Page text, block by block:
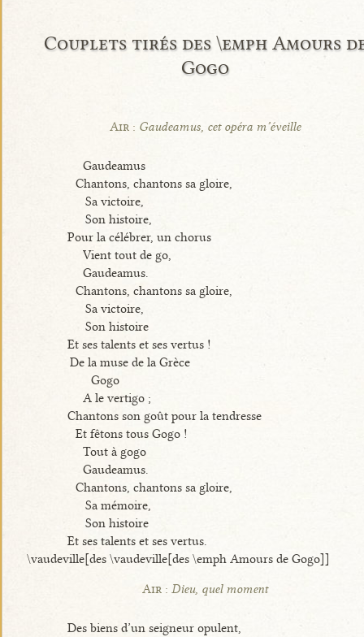
Couplets tirés des \emph Amours
Gogo
Air : Gaudeamus, cet opéra m’éveille
Gaudeamus
Chantons, chantons sa gloire,
Sa victoire,
Son histoire,
Pour la célébrer, un chorus
Vient tout de go,
Gaudeamus.
Chantons, chantons sa gloire,
Sa victoire,
Son histoire
Et ses talents et ses vertus !
De la muse de la Grèce
Gogo
A le vertigo ;
Chantons son goût pour la tendresse
Et fêtons tous Gogo !
Tout à gogo
Gaudeamus.
Chantons, chantons sa gloire,
Sa mémoire,
Son histoire
Et ses talents et ses vertus.
\vaudeville[des \vaudeville[des \emph Amours de Gogo]]
Air :Dieu, quel moment
Des biens d’un seigneur opulent,